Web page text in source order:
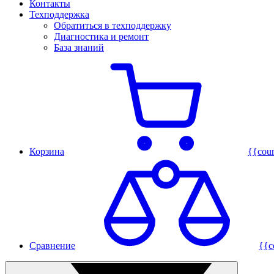
Контакты
Техподдержка
Обратиться в техподдержку
Диагностика и ремонт
База знаний
Корзина
Сравнение